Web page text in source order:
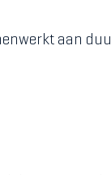
aan